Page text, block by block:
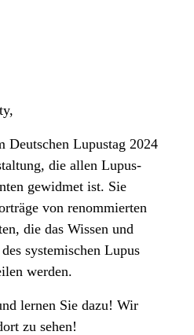
Deutschen Lupustag 2024
die allen Lupus-
gewidmet ist. Sie
von renommierten
die das Wissen und
systemischen Lupus
werden.
lernen Sie dazu! Wir
zu sehen!